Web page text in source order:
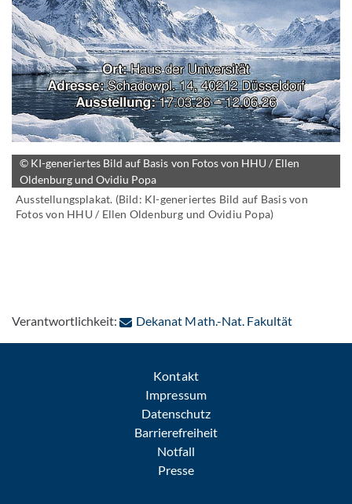
© KI-generiertes Bild auf Basis von Fotos von HHU / Ellen
Oldenburg und Ovidiu Popa
Ausstellungsplakat. (Bild: KI-generiertes Bild auf Basis von
Fotos von HHU / Ellen Oldenburg und Ovidiu Popa)
Verantwortlichkeit: Dekanat Math.-Nat. Fakultät: Per E-
Kontakt
Impressum
Datenschutz
Barrierefreiheit
Notfall
Presse